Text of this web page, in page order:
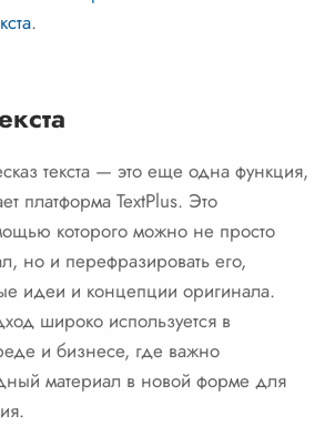
.
текста — это еще одна функция,
платформа TextPlus. Это
которого можно не просто
но и перефразировать его,
идеи и концепции оригинала.
широко используется в
и бизнесе, где важно
материал в новой форме для